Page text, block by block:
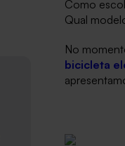
Como
Qual
No
bicicleta